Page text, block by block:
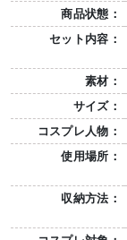
商品状態：
セット内容：
素材：
サイズ：
コスプレ人物：
使用場所：
収納方法：